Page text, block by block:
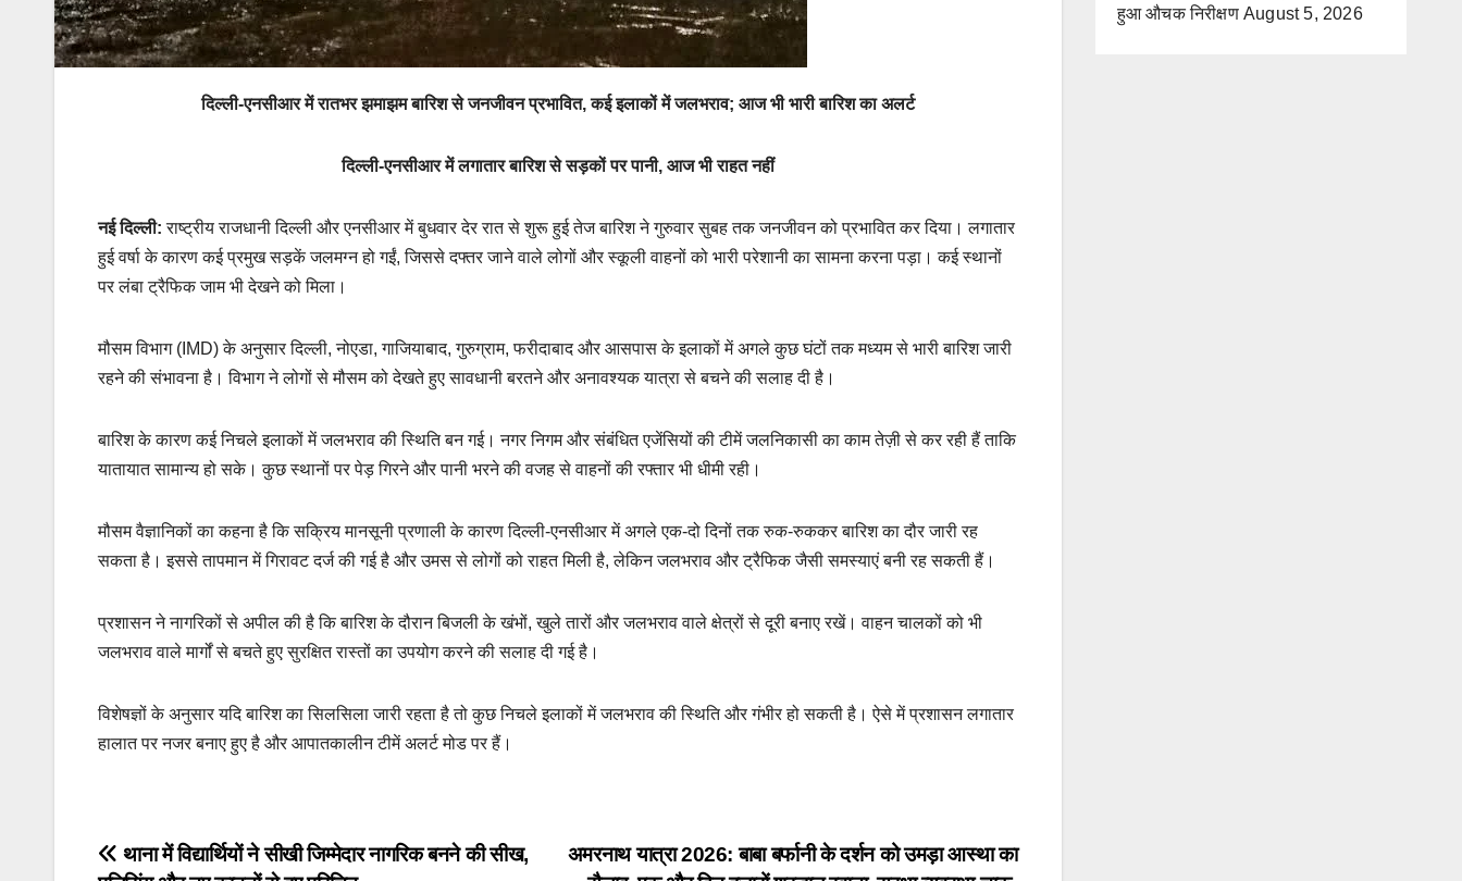
दिल्ली-एनसीआर में रातभर झमाझम बारिश से जनजीवन प्रभावित, कई इलाकों में जलभराव; आज भी भारी बारिश का अलर्ट
दिल्ली-एनसीआर में लगातार बारिश से सड़कों पर पानी, आज भी राहत नहीं
नई दिल्ली: राष्ट्रीय राजधानी दिल्ली और एनसीआर में बुधवार देर रात से शुरू हुई तेज बारिश ने गुरुवार सुबह तक जनजीवन को प्रभावित कर दिया। लगातार
हुई वर्षा के कारण कई प्रमुख सड़कें जलमग्न हो गईं, जिससे दफ्तर जाने वाले लोगों और स्कूली वाहनों को भारी परेशानी का सामना करना पड़ा। कई स्थानों
पर लंबा ट्रैफिक जाम भी देखने को मिला।
मौसम विभाग (IMD) के अनुसार दिल्ली, नोएडा, गाजियाबाद, गुरुग्राम, फरीदाबाद और आसपास के इलाकों में अगले कुछ घंटों तक मध्यम से भारी बारिश जारी
रहने की संभावना है। विभाग ने लोगों से मौसम को देखते हुए सावधानी बरतने और अनावश्यक यात्रा से बचने की सलाह दी है।
बारिश के कारण कई निचले इलाकों में जलभराव की स्थिति बन गई। नगर निगम और संबंधित एजेंसियों की टीमें जलनिकासी का काम तेज़ी से कर रही हैं ताकि
यातायात सामान्य हो सके। कुछ स्थानों पर पेड़ गिरने और पानी भरने की वजह से वाहनों की रफ्तार भी धीमी रही।
मौसम वैज्ञानिकों का कहना है कि सक्रिय मानसूनी प्रणाली के कारण दिल्ली-एनसीआर में अगले एक-दो दिनों तक रुक-रुककर बारिश का दौर जारी रह
सकता है। इससे तापमान में गिरावट दर्ज की गई है और उमस से लोगों को राहत मिली है, लेकिन जलभराव और ट्रैफिक जैसी समस्याएं बनी रह सकती हैं।
प्रशासन ने नागरिकों से अपील की है कि बारिश के दौरान बिजली के खंभों, खुले तारों और जलभराव वाले क्षेत्रों से दूरी बनाए रखें। वाहन चालकों को भी
जलभराव वाले मार्गों से बचते हुए सुरक्षित रास्तों का उपयोग करने की सलाह दी गई है।
विशेषज्ञों के अनुसार यदि बारिश का सिलसिला जारी रहता है तो कुछ निचले इलाकों में जलभराव की स्थिति और गंभीर हो सकती है। ऐसे में प्रशासन लगातार
हालात पर नजर बनाए हुए है और आपातकालीन टीमें अलर्ट मोड पर हैं।
Post
अमरनाथ यात्रा 2026: बाबा बर्फानी के दर्शन को उमड़ा आस्था का
थाना में विद्यार्थियों ने सीखी जिम्मेदार नागरिक बनने की सीख,
हुआ औचक निरीक्षण August 5, 2026